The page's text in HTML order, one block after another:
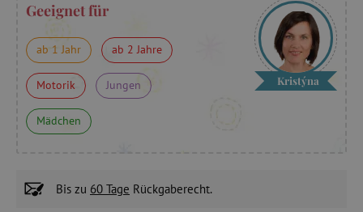
Geeignet für
ab 1 Jahr ab 2 Jahre
Motorik Jungen
Mädchen
Kristýna
Bis zu 60 Tage Rückgaberecht.